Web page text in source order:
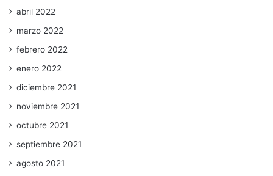
abril 2022
marzo 2022
febrero 2022
enero 2022
diciembre 2021
noviembre 2021
octubre 2021
septiembre 2021
agosto 2021